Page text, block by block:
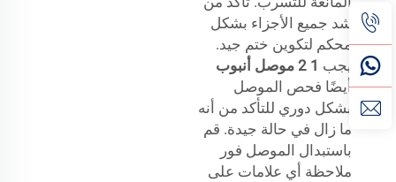
شد جميع الأجزاء بشكل
محكم لتكوين ختم جيد.
يجب 1 2 موصل أنبوب
أيضًا فحص الموصل
بشكل دوري للتأكد من أنه
ما زال في حالة جيدة. قم
باستبدال الموصل فور
ملاحظة أي علامات على